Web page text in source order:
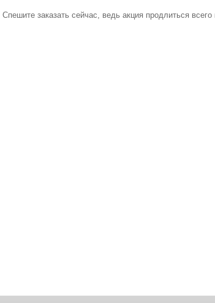
Спешите заказать сейчас, ведь акция продлиться всего